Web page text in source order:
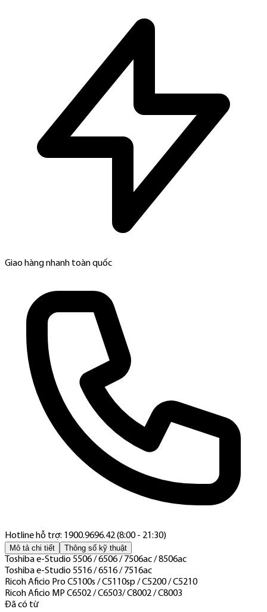
Giao hàng nhanh toàn quốc
Hotline hỗ trợ: 1900.9696.42 (8:00 - 21:30)
Mô tả chi tiết Thông số kỹ thuật
Toshiba e-Studio 5506 / 6506 / 7506ac / 8506ac
Toshiba e-Studio 5516 / 6516 / 7516ac
Ricoh Aficio Pro C5100s / C5110sp / C5200 / C5210
Ricoh Aficio MP C6502 / C6503/ C8002 / C8003
Đã có từ